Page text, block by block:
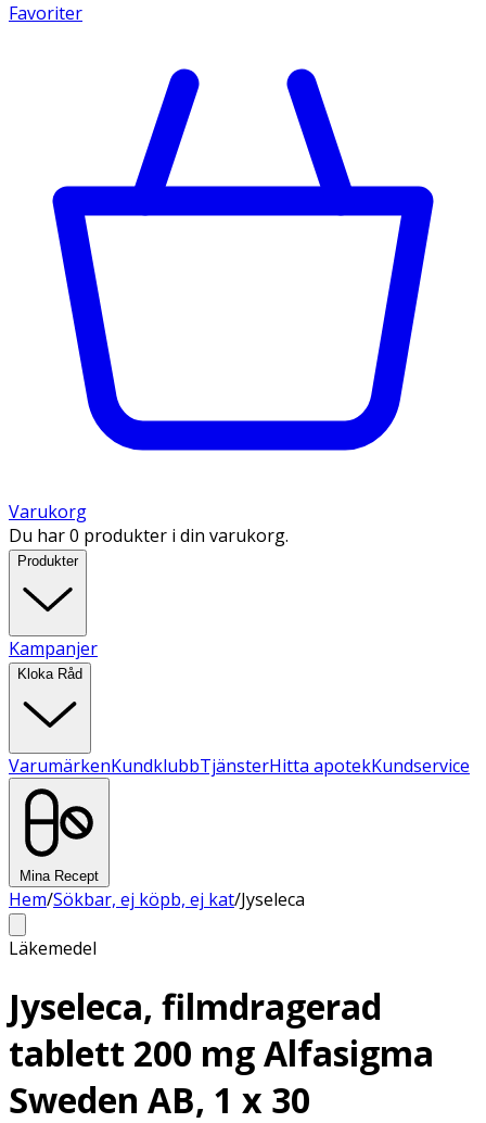
Favoriter
Varukorg
Du har 0 produkter i din varukorg.
Produkter
Kampanjer
Kloka Råd
VarumärkenKundklubbTjänsterHitta apotekKundservice
Mina Recept
Hem/Sökbar, ej köpb, ej kat/Jyseleca
Läkemedel
Jyseleca, filmdragerad
tablett 200 mg Alfasigma
Sweden AB, 1 x 30